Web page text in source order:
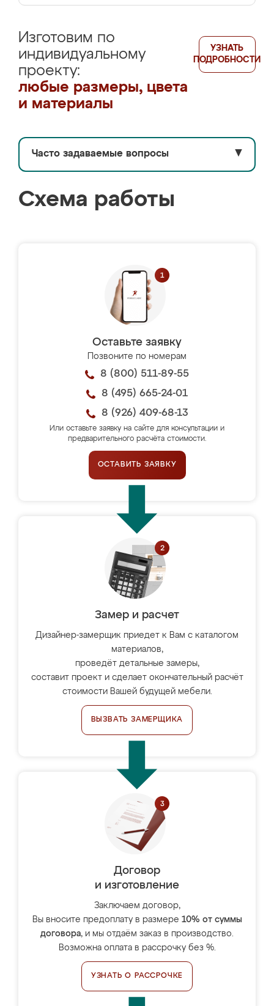
Изготовим по
индивидуальному
проекту:
любые размеры, цвета
и материалы
УЗНАТЬ
ПОДРОБНОСТИ
Часто задаваемые вопросы ▼
Схема работы
Оставьте заявку
Позвоните по номерам
8 (800) 511-89-55
8 (495) 665-24-01
8 (926) 409-68-13
Или оставьте заявку на сайте для консультации и
предварительного расчёта стоимости.
ОСТАВИТЬ ЗАЯВКУ
Замер и расчет
Дизайнер-замерщик приедет к Вам с каталогом
материалов,
проведёт детальные замеры,
составит проект и сделает окончательный расчёт
стоимости Вашей будущей мебели.
ВЫЗВАТЬ ЗАМЕРЩИКА
Договор
и изготовление
Заключаем договор,
Вы вносите предоплату в размере 10% от суммы
договора, и мы отдаём заказ в производство.
Возможна оплата в рассрочку без %.
УЗНАТЬ О РАССРОЧКЕ